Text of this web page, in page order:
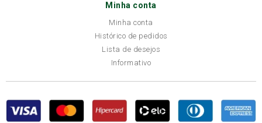
Minha conta
Minha conta
Histórico de pedidos
Lista de desejos
Informativo